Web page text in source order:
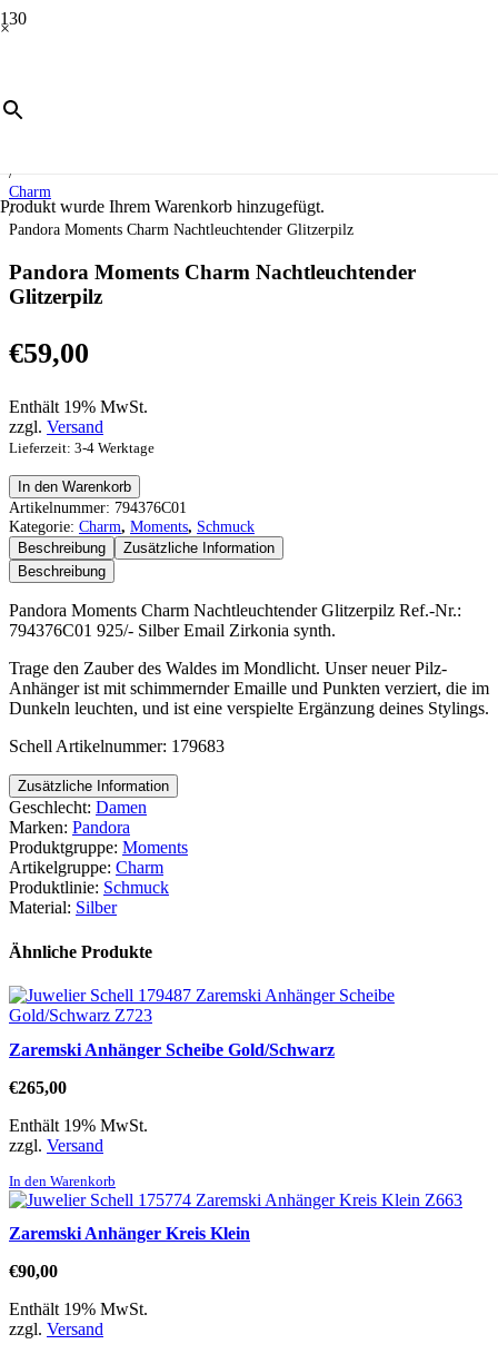
×
Produkt wurde Ihrem Warenkorb hinzugefügt.
/
Schmuck
/
Charm
/
Pandora Moments Charm Nachtleuchtender Glitzerpilz
Pandora Moments Charm Nachtleuchtender
Glitzerpilz
€59,00
Enthält 19% MwSt.
zzgl. Versand
Lieferzeit: 3-4 Werktage
Pandora
Moments
Charm
Nachtleuchtender
Glitzerpilz
Menge
In den Warenkorb
Artikelnummer: 794376C01
Kategorie: Charm, Moments, Schmuck
Beschreibung
Zusätzliche Information
Beschreibung
Pandora Moments Charm Nachtleuchtender Glitzerpilz Ref.-Nr.:
794376C01 925/- Silber Email Zirkonia synth.
Trage den Zauber des Waldes im Mondlicht. Unser neuer Pilz-
Anhänger ist mit schimmernder Emaille und Punkten verziert, die im
Dunkeln leuchten, und ist eine verspielte Ergänzung deines Stylings.
Schell Artikelnummer: 179683
Zusätzliche Information
Geschlecht: Damen
Marken: Pandora
Produktgruppe: Moments
Artikelgruppe: Charm
Produktlinie: Schmuck
Material: Silber
Ähnliche Produkte
Zaremski Anhänger Scheibe Gold/Schwarz
€265,00
Enthält 19% MwSt.
zzgl. Versand
In den Warenkorb
Zaremski Anhänger Kreis Klein
€90,00
Enthält 19% MwSt.
zzgl. Versand